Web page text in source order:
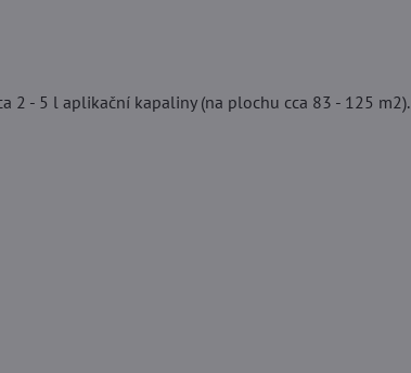
2 - 5 l aplikační kapaliny (na plochu cca 83 - 125 m2).